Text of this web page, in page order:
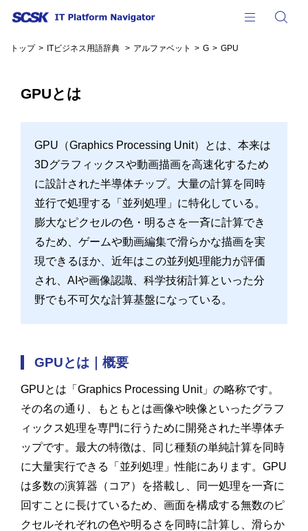
SPメニ
トップ ITビジネス用語辞典 アルファベット G GPU
GPUとは
GPU（Graphics Processing Unit）とは、本来は
3Dグラフィックスや動画描画を高速化するため
に設計された半導体チップ。大量の計算を同時
並行で処理する「並列処理」に特化している。
膨大なピクセルの色・明るさを一斉に計算でき
るため、ゲームや動画編集で滑らかな描画を実
現できるほか、近年はこの並列処理能力が評価
され、AIや画像認識、科学技術計算といった分
野でも不可欠な計算基盤になっている。
GPUとは｜概要
GPUとは「Graphics Processing Unit」の略称です。
その名の通り、もともとは画像や映像といったグラフ
ィックス処理を専門に行うために開発された半導体チ
ップです。最大の特徴は、同じ種類の単純計算を同時
に大量実行できる「並列処理」性能にあります。GPU
は多数の演算器（コア）を搭載し、同一処理を一斉に
回すことに長けているため、画面を構成する無数のピ
クセルそれぞれの色や明るさを同時に計算し、滑らか